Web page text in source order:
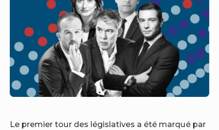
Le premier tour des législatives a été marqué par